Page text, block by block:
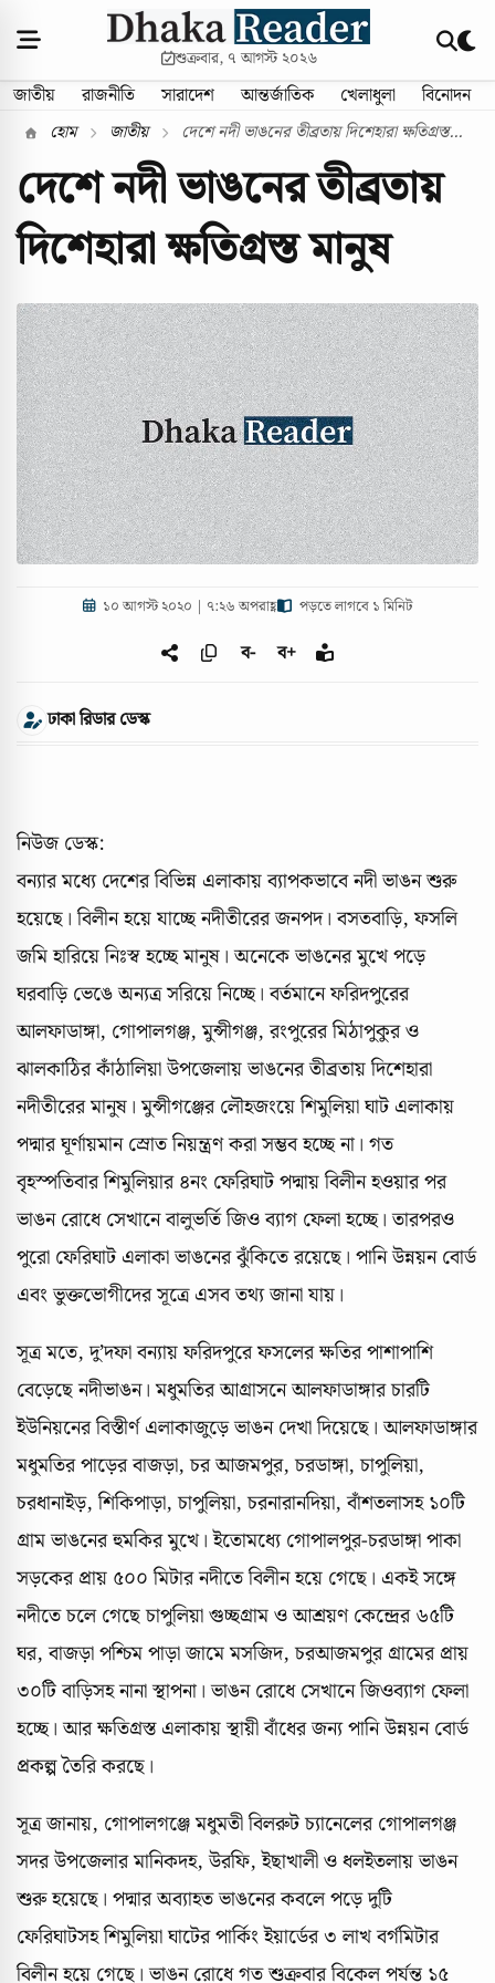
শুক্রবার, ৭ আগস্ট ২০২৬
জাতীয় রাজনীতি সারাদেশ আন্তর্জাতিক খেলাধুলা বিনোদন
হোম জাতীয় দেশে নদী ভাঙনের তীব্রতায় দিশেহারা ক্ষতিগ্রস্ত...
দেশে নদী ভাঙনের তীব্রতায়
দিশেহারা ক্ষতিগ্রস্ত মানুষ
১০ আগস্ট ২০২০ | ৭:২৬ অপরাহ্ণ পড়তে লাগবে ১ মিনিট
ব- ব+
ঢাকা রিডার ডেস্ক
নিউজ ডেস্ক:
বন্যার মধ্যে দেশের বিভিন্ন এলাকায় ব্যাপকভাবে নদী ভাঙন শুরু
হয়েছে। বিলীন হয়ে যাচ্ছে নদীতীরের জনপদ। বসতবাড়ি, ফসলি
জমি হারিয়ে নিঃস্ব হচ্ছে মানুষ। অনেকে ভাঙনের মুখে পড়ে
ঘরবাড়ি ভেঙে অন্যত্র সরিয়ে নিচ্ছে। বর্তমানে ফরিদপুরের
আলফাডাঙ্গা, গোপালগঞ্জ, মুন্সীগঞ্জ, রংপুরের মিঠাপুকুর ও
ঝালকাঠির কাঁঠালিয়া উপজেলায় ভাঙনের তীব্রতায় দিশেহারা
নদীতীরের মানুষ। মুন্সীগঞ্জের লৌহজংয়ে শিমুলিয়া ঘাট এলাকায়
পদ্মার ঘূর্ণায়মান স্রোত নিয়ন্ত্রণ করা সম্ভব হচ্ছে না। গত
বৃহস্পতিবার শিমুলিয়ার ৪নং ফেরিঘাট পদ্মায় বিলীন হওয়ার পর
ভাঙন রোধে সেখানে বালুভর্তি জিও ব্যাগ ফেলা হচ্ছে। তারপরও
পুরো ফেরিঘাট এলাকা ভাঙনের ঝুঁকিতে রয়েছে। পানি উন্নয়ন বোর্ড
এবং ভুক্তভোগীদের সূত্রে এসব তথ্য জানা যায়।
সূত্র মতে, দু’দফা বন্যায় ফরিদপুরে ফসলের ক্ষতির পাশাপাশি
বেড়েছে নদীভাঙন। মধুমতির আগ্রাসনে আলফাডাঙ্গার চারটি
ইউনিয়নের বিস্তীর্ণ এলাকাজুড়ে ভাঙন দেখা দিয়েছে। আলফাডাঙ্গার
মধুমতির পাড়ের বাজড়া, চর আজমপুর, চরডাঙ্গা, চাপুলিয়া,
চরধানাইড়, শিকিপাড়া, চাপুলিয়া, চরনারানদিয়া, বাঁশতলাসহ ১০টি
গ্রাম ভাঙনের হুমকির মুখে। ইতোমধ্যে গোপালপুর-চরডাঙ্গা পাকা
সড়কের প্রায় ৫০০ মিটার নদীতে বিলীন হয়ে গেছে। একই সঙ্গে
নদীতে চলে গেছে চাপুলিয়া গুচ্ছগ্রাম ও আশ্রয়ণ কেন্দ্রের ৬৫টি
ঘর, বাজড়া পশ্চিম পাড়া জামে মসজিদ, চরআজমপুর গ্রামের প্রায়
৩০টি বাড়িসহ নানা স্থাপনা। ভাঙন রোধে সেখানে জিওব্যাগ ফেলা
হচ্ছে। আর ক্ষতিগ্রস্ত এলাকায় স্থায়ী বাঁধের জন্য পানি উন্নয়ন বোর্ড
প্রকল্প তৈরি করছে।
সূত্র জানায়, গোপালগঞ্জে মধুমতী বিলরুট চ্যানেলের গোপালগঞ্জ
সদর উপজেলার মানিকদহ, উরফি, ইছাখালী ও ধলইতলায় ভাঙন
শুরু হয়েছে। পদ্মার অব্যাহত ভাঙনের কবলে পড়ে দুটি
ফেরিঘাটসহ শিমুলিয়া ঘাটের পার্কিং ইয়ার্ডের ৩ লাখ বর্গমিটার
বিলীন হয়ে গেছে। ভাঙন রোধে গত শুক্রবার বিকেল পর্যন্ত ১৫